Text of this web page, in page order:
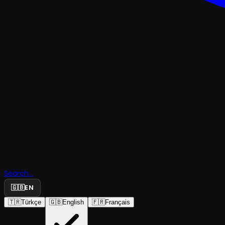
Search...
🇬🇧EN
🇹🇷Türkçe 🇬🇧English 🇫🇷Français
''P.''